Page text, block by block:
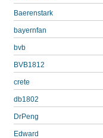
Baerenstark
bayernfan
bvb
BVB1812
crete
db1802
DrPeng
Edward